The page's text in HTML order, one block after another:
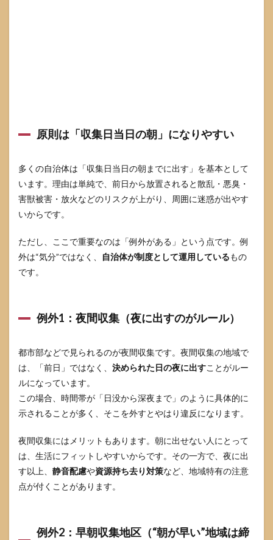
6.2
ク評
（対
策の
順番
が分
る）
7
前夜
の代
7.1
代替
策比
較表
（ど
れが
続く
選
ぶ）
7.2
に“準
日朝
原則は「収集日当日の朝」になりやすい
多くの自治体は「収集日当日の朝までに出す」を基本として
います。理由は単純で、前日から放置されると散乱・悪臭・
害獣被害・放火などのリスクが上がり、周囲に迷惑が出やす
いからです。
ただし、ここで重要なのは「例外がある」という点です。例
外は“気分”ではなく、
自治体が制度として運用しているもの
です。
例外1：夜間収集（夜に出すのがルール）
都市部などで見られるのが夜間収集です。夜間収集の地域で
は、「前日」ではなく、 決められた日の夜に出すことがルー
ルになっています。
この場合、時間帯が「日没から深夜まで」のように具体的に
示されることが多く、そこを外すとやはり違反になります。
夜間収集にはメリットもあります。朝に出せない人にとって
は、生活にフィットしやすいからです。その一方で、夜に出
す以上、 静音配慮や資源持ち去り対策など、地域特有の注意
点が付くことがあります。
例外2：早朝収集地区（“朝が早い”地域は締